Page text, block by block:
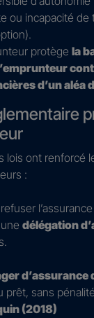
ou incapacité de
protègela
d’un aléa
lois ont renforcé
:
délégation
d’assurance
prêt, sans
(2018)